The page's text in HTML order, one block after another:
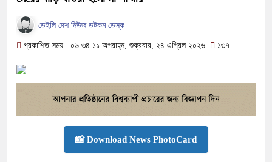
ডেইলি দেশ নিউজ ডটকম ডেস্ক
প্রকাশিত সময় : ০৬:৩৪:১১ অপরাহ্ন, শুক্রবার, ২৪ এপ্রিল ২০২৬ ১৩৭
📸 Download News PhotoCard